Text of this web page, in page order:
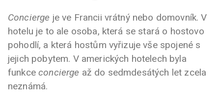
Concierge je ve Francii vrátný nebo domovník. V
hotelu je to ale osoba, která se stará o hostovo
pohodlí, a která hostům vyřizuje vše spojené s
jejich pobytem. V amerických hotelech byla
funkceconcierge až do sedmdesátých let zcela
neznámá.